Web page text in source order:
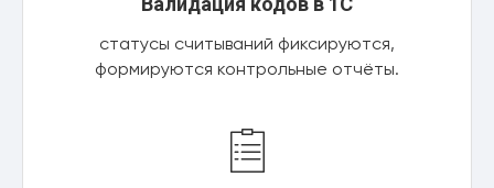
статусы считываний фиксируются,
формируются контрольные отчёты.